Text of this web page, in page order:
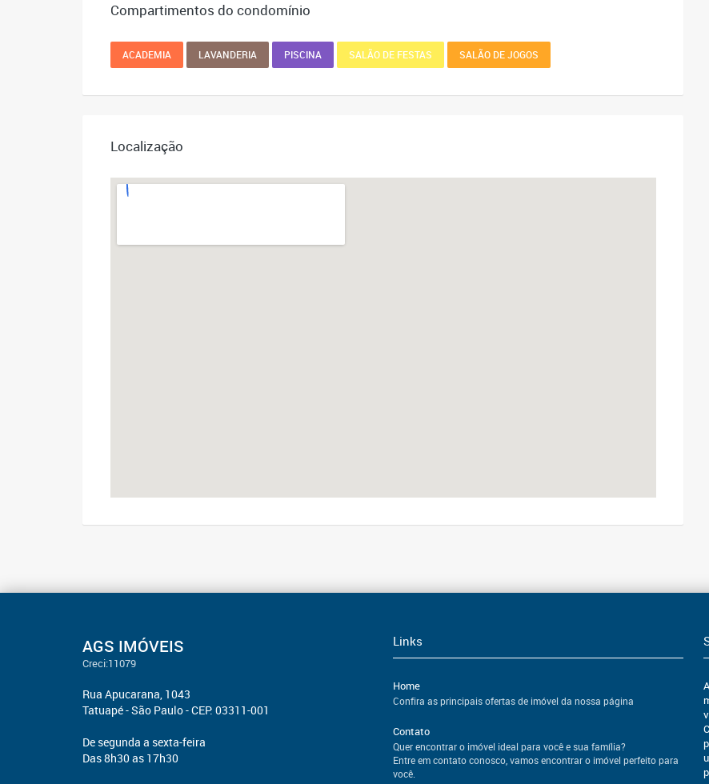
Compartimentos do condomínio
ACADEMIA LAVANDERIA PISCINA SALÃO DE FESTAS SALÃO DE JOGOS
Localização
AGS IMÓVEIS
Creci:11079
Rua Apucarana, 1043
Tatuapé - São Paulo - CEP: 03311-001
De segunda a sexta-feira
Das 8h30 as 17h30
Links
Home
Confira as principais ofertas de imóvel da nossa página
Contato
Quer encontrar o imóvel ideal para você e sua família?
Entre em contato conosco, vamos encontrar o imóvel perfeito para
você.